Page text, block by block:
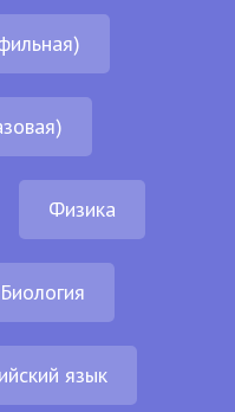
Физика
Биология
язык